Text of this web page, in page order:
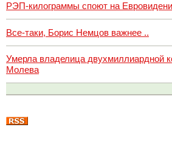
РЭП-килограммы споют на
Все-таки, Борис Немцов важнее ..
Умерла владелица двухмиллиардной
Молева